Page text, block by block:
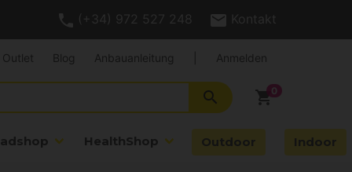
(+34) 972 527 248 Kontakt
shopping_cart
search
HealthShop Outdoor Indoor
Outlet Blog Anbauanleitung Anmelden